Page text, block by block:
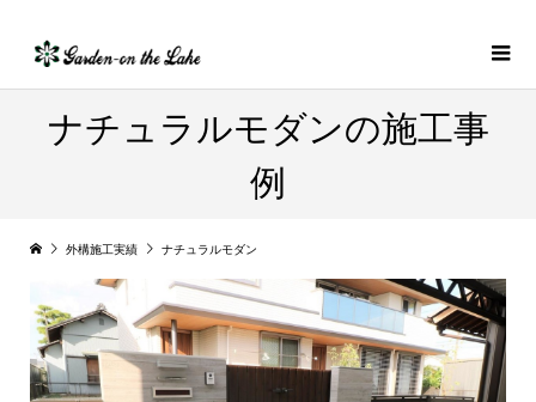
ナチュラルモダンの施工事
例
外構施工実績 ナチュラルモダン